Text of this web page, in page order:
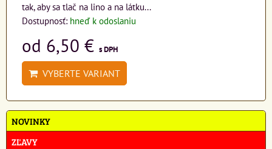
tak, aby sa tlač na lino a na látku...
Dostupnosť: hneď k odoslaniu
od 6,50 € s DPH
VYBERTE VARIANT
NOVINKY
ZĽAVY